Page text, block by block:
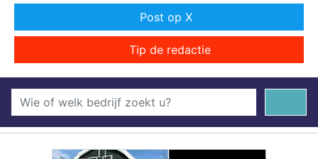
Post op X
Tip de redactie